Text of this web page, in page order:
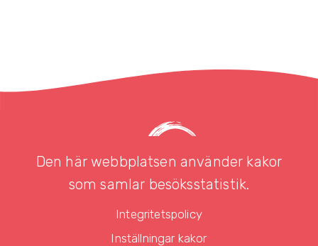
info@diabetesstockholm.se
www.diabetesstockholm.se
Den här webbplatsen använder kakor
som samlar besöksstatistik.
Integritetspolicy
Inställningar kakor